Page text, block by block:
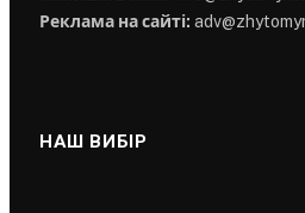
Реклама на сайті:
НАШ ВИБІР